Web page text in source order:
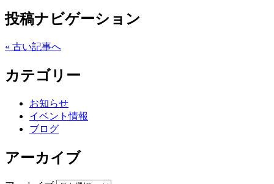
投稿ナビゲーション
« 古い記事へ
カテゴリー
お知らせ
イベント情報
ブログ
アーカイブ